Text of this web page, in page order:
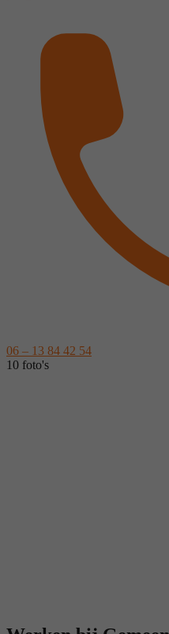
06 – 13 84 42 54
10 foto's